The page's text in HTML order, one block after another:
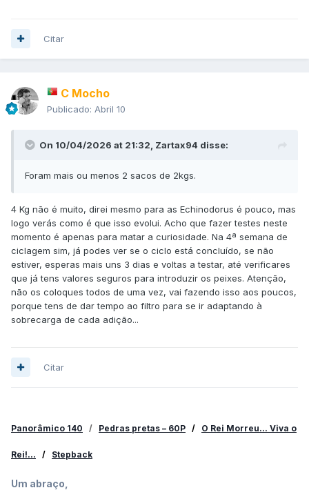
valores de Amónia, Nitritos e Nitratos e atuar caso eles
Que substrato estás a utilizar e qual a quantidade? Como
nas fotos só vemos a areia, não dá para ter a noção, mas
Usar carvão ou Purigen, é contraproducente para quem
água com taninos do que uma água super cristalina. Não é
defesas!
Citar
C Mocho
Publicado: Abril 10
On 10/04/2026 at 21:32, Zartax94 disse:
Foram mais ou menos 2 sacos de 2kgs.
4 Kg não é muito, direi mesmo para as Echinodorus é pouco, mas
logo verás como é que isso evolui. Acho que fazer testes neste
momento é apenas para matar a curiosidade. Na 4ª semana de
ciclagem sim, já podes ver se o ciclo está concluído, se não
estiver, esperas mais uns 3 dias e voltas a testar, até verificares
que já tens valores seguros para introduzir os peixes. Atenção,
não os coloques todos de uma vez, vai fazendo isso aos poucos,
porque tens de dar tempo ao filtro para se ir adaptando à
sobrecarga de cada adição...
Citar
Panorâmico 140 / Pedras pretas – 60P / O Rei Morreu... Viva o
Rei!... / Stepback
Um abraço,